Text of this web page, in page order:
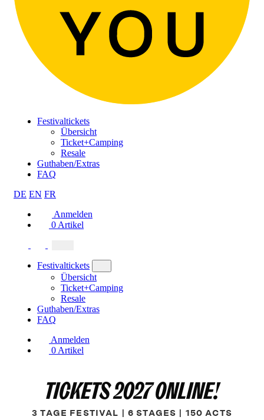
Festivaltickets
Übersicht
Ticket+Camping
Resale
Guthaben/Extras
FAQ
DE EN FR
Anmelden
0 Artikel
Festivaltickets
Übersicht
Ticket+Camping
Resale
Guthaben/Extras
FAQ
Anmelden
0 Artikel
TICKETS 2027 ONLINE!
3 TAGE FESTIVAL | 6 STAGES | 150 ACTS